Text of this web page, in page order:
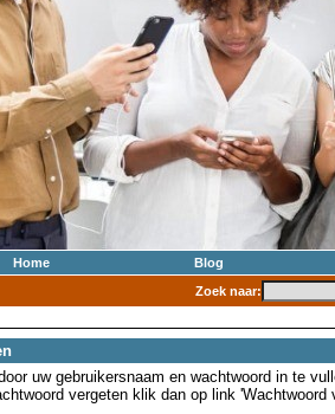
Home
Blog
Zoek naar:
uw gebruikersnaam en wachtwoord in te
vergeten klik dan op link 'Wachtwoord